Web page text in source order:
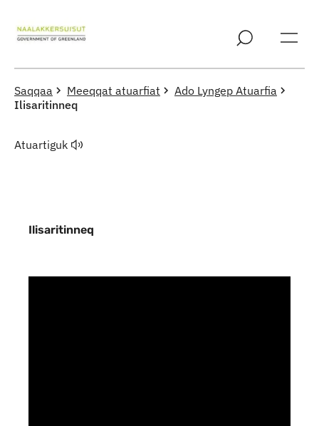
Saqqaa Meeqqat atuarfiat
Ado Lyngep Atuarfia
Ilisaritinneq
Atuartiguk
Ilisaritinneq
Indhold